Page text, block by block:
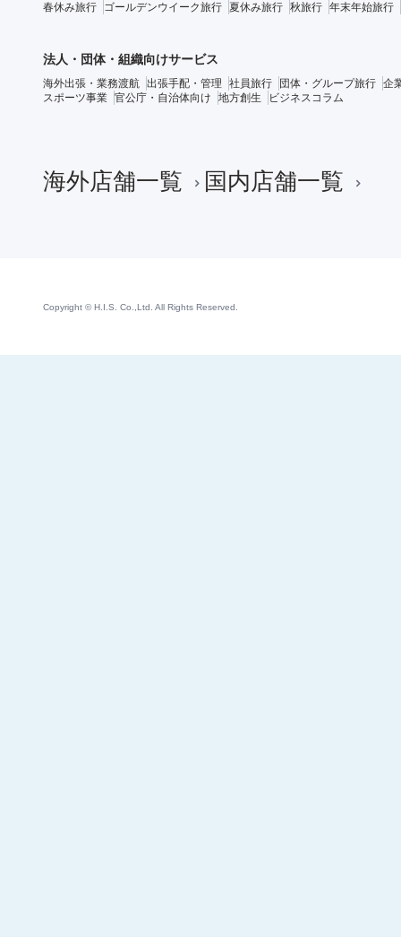
春休み旅行 ゴールデンウイーク旅行 夏休み旅行 秋旅行 年末年始旅行
法人・団体・組織向けサービス
海外出張・業務渡航 出張手配・管理 社員旅行 団体・グループ旅行 企
スポーツ事業 官公庁・自治体向け 地方創生 ビジネスコラム
海外店舗一覧 国内店舗一覧
Copyright © H.I.S. Co.,Ltd. All Rights Reserved.